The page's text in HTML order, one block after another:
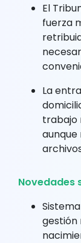
El
fuerza
La
trabajo
Novedades
gestión